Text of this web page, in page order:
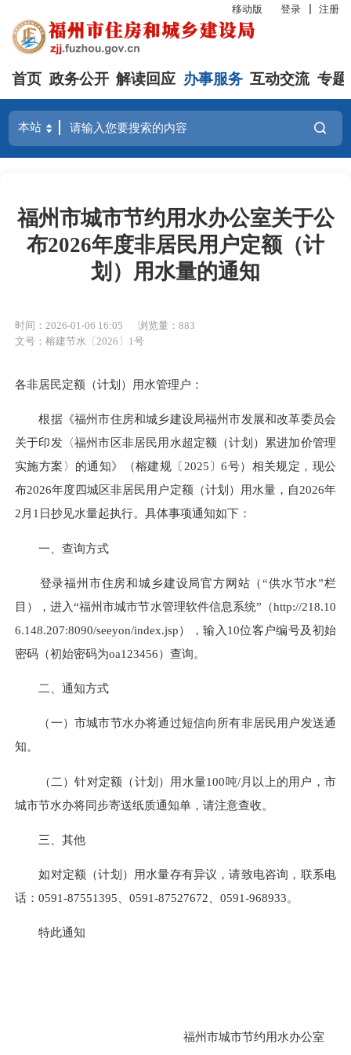
移动版 登录 注册
首页 政务公开 解读回应 办事服务 互动交流 专题
福州市城市节约用水办公室关于公
布2026年度非居民用户定额（计
划）用水量的通知
时间：2026-01-06 16:05
浏览量：883
文号：榕建节水〔2026〕1号
各非居民定额（计划）用水管理户：
根据《福州市住房和城乡建设局福州市发展和改革委员会
关于印发〈福州市区非居民用水超定额（计划）累进加价管理
实施方案〉的通知》（榕建规〔2025〕6号）相关规定，现公
布2026年度四城区非居民用户定额（计划）用水量，自2026年
2月1日抄见水量起执行。具体事项通知如下：
一、查询方式
登录福州市住房和城乡建设局官方网站（“供水节水”栏
目），进入“福州市城市节水管理软件信息系统”（http://218.10
6.148.207:8090/seeyon/index.jsp），输入10位客户编号及初始
密码（初始密码为oa123456）查询。
二、通知方式
（一）市城市节水办将通过短信向所有非居民用户发送通
知。
（二）针对定额（计划）用水量100吨/月以上的用户，市
城市节水办将同步寄送纸质通知单，请注意查收。
三、其他
如对定额（计划）用水量存有异议，请致电咨询，联系电
话：0591-87551395、0591-87527672、0591-968933。
特此通知
福州市城市节约用水办公室